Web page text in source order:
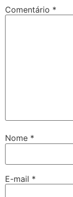
Comentário *
Nome *
E-mail *